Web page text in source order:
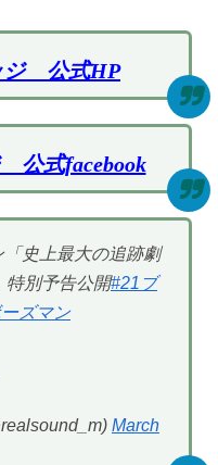
ジ 公式HP
式facebook
史上最⼤の追跡劇
別予告公開#21ブ
ズマン
March